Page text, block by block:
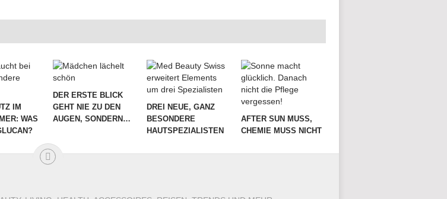
IM
WAS
DER ERSTE BLICK
GEHT NIE ZU DEN
AUGEN, SONDERN…
DREI NEUE, GANZ
BESONDERE
HAUTSPEZIALISTEN
AFTER SUN MUSS,
CHEMIE MUSS NICHT